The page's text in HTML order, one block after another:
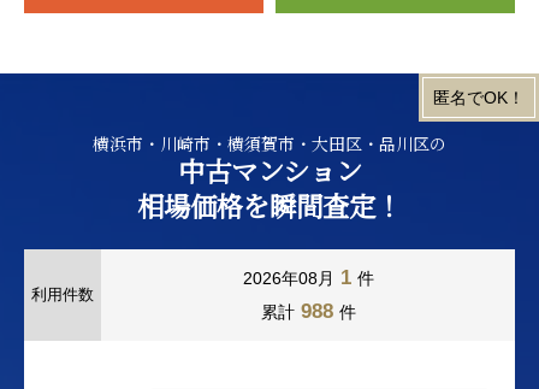
横浜市・川崎市・横須賀市・大田区・品川区の
中古マンション
相場価格を瞬間査定！
利用件数
2026年08月 1 件
累計 988 件